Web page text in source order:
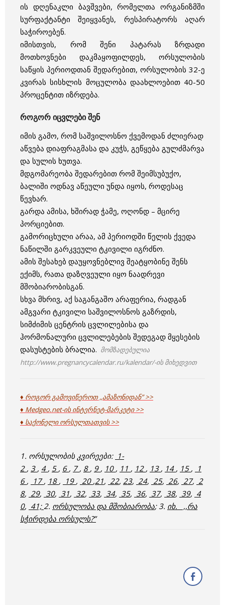
ის დღენაკლი ბავშვები, რომელთა ორგანიზმში
სურფაქტანტი შეიყვანეს, რესპირატორს აღარ
საჭიროებენ.
იმისთვის, რომ შენი პატარას ზრდადი
მოთხოვნები დაკმაყოფილდეს, ორსულობის
საწყის პერიოდთან შედარებით, ორსულობის 32-ე
კვირას სისხლის მოცულობა დაახლოებით 40-50
პროცენტით იზრდება.
როგორ იცვლები შენ
იმის გამო, რომ საშვილოსნო ქვემოდან ძლიერად
აწვება დიაფრაგმასა და კუჭს, გეწყება გულძმარვა
და სულის ხუთვა.
მდგომარეობა შედარებით რომ შეიმსუბუქო,
ბალიში ოდნავ აწეული უნდა იყოს, როდესაც
წევხარ.
გარდა ამისა, ხშირად ჭამე, ოღონდ – მცირე
პორციებით.
გამორიცხული არაა, ამ პერიოდში წელის ქვედა
ნაწილში გარკვეული ტკივილი იგრძნო.
ამის შესახებ დაუყოვნებლივ შეატყობინე შენს
ექიმს, რათა დაზღვეული იყო ნაადრევი
მშობიარობისგან.
სხვა მხრივ, აქ საგანგაშო არაფერია, რადგან
ამგვარი ტკივილი საშვილოსნოს გაზრდის,
სიმძიმის ცენტრის ცვლილებისა და
ჰორმონალური ცვლილებების შედეგად მყესების
დასუსტების ბრალია. მომზადებულია
http://www.pregnancycalendar.ru/kalendar/-ის მიხედვით
♦ როგორ გამოვიწეროთ ,,ამაზონიდან” >>
♦ Medgeo.net-ის ინტერნეტ-მარკეტი >>
♦ საქონელი ორსულთათვის >>
1. ორსულობის კვირეები: 1-
2 , 3 , 4 , 5 , 6 , 7, 8 , 9 , 10 , 11 , 12 , 13 , 14 , 15 , 1
6 , 17, 18 , 19 , 20 ,21, 22, 23, 24, 25, 26, 27, 2
8, 29, 30, 31, 32, 33, 34, 35, 36, 37, 38, 39, 4
0, 41;2. ორსულობა და მშობიარობა; 3. იხ. ,,რა
სჭირდება ორსულს?”